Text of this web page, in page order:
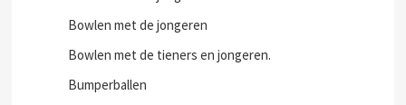
Bowlen met de jongeren
Bowlen met de tieners en jongeren.
Bumperballen